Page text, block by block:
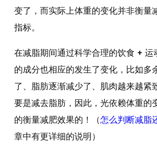
变了，而实际上体重的变化并非衡量
指标。
在减脂期间通过科学合理的饮食 + 运
的成分也相应的发生了变化，比如多
了、脂肪逐渐减少了、肌肉越来越紧
要是减去脂肪，因此，光依赖体重的
的衡量减肥效果的！（怎么判断减脂
章中有更详细的说明）